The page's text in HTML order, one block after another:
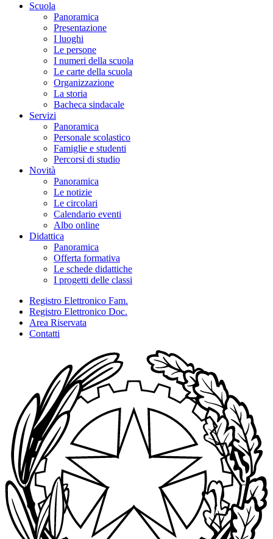
Scuola
Panoramica
Presentazione
I luoghi
Le persone
I numeri della scuola
Le carte della scuola
Organizzazione
La storia
Bacheca sindacale
Servizi
Panoramica
Personale scolastico
Famiglie e studenti
Percorsi di studio
Novità
Panoramica
Le notizie
Le circolari
Calendario eventi
Albo online
Didattica
Panoramica
Offerta formativa
Le schede didattiche
I progetti delle classi
Registro Elettronico Fam.
Registro Elettronico Doc.
Area Riservata
Contatti